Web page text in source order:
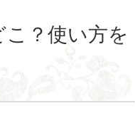
？使い方を